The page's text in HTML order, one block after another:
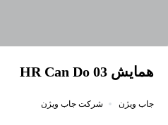
همایش HR Can Do 03
جاب ویژن شرکت جاب ویژن